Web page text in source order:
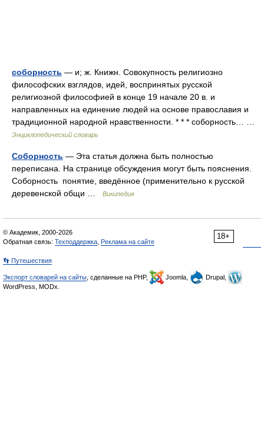
соборность — и; ж. Книжн. Совокупность религиозно
философских взглядов, идей, воспринятых русской
религиозной философией в конце 19 начале 20 в. и
направленных на единение людей на основе православия и
традиционной народной нравственности. * * * соборность… …
Энциклопедический словарь
Соборность — Эта статья должна быть полностью
переписана. На странице обсуждения могут быть пояснения.
Соборность понятие, введённое (применительно к русской
деревенской общи …
Википедия
18+
© Академик, 2000-2026
Обратная связь: Техподдержка Реклама на сайте
👣 Путешествия
Экспорт словарей на сайты , сделанные на PHP, Joomla,
Drupal,
WordPress, MODx.